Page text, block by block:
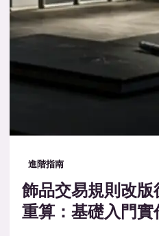
進階指南
飾品交易規則改
重算：基礎入門實